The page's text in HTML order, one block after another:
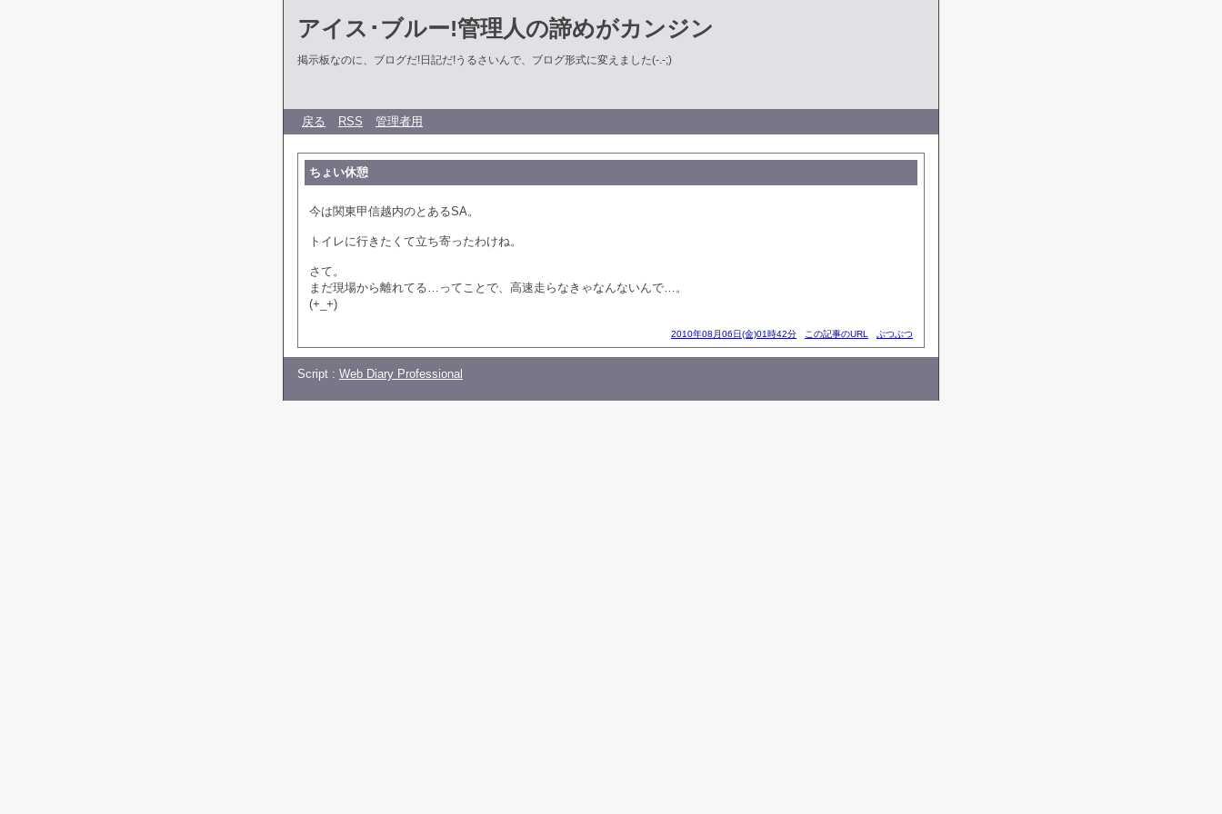
アイス･ブルー!管理人の諦めがカンジン
掲示板なのに、ブログだ!日記だ!うるさいんで、ブログ形式に変えました(-.-;)
戻る RSS 管理者用
ちょい休憩
今は関東甲信越内のとあるSA。
トイレに行きたくて立ち寄ったわけね。
さて。
まだ現場から離れてる…ってことで、高速走らなきゃなんないんで…。
(+_+)
2010年08月06日(金)01時42分 この記事のURL ぶつぶつ
Script : Web Diary Professional